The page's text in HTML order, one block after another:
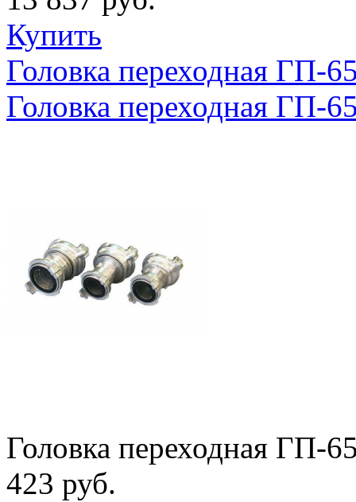
Купить
Головка переходная ГП-
Головка переходная ГП-
Головка переходная ГП-
423 руб.